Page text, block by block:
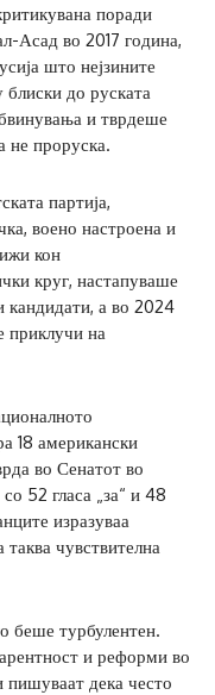
поради
Асад во 2017 година,
што нејзините
до руската
и тврдеше
не проруска.
партија,
воено настроена и
кон
круг, настапуваше
кандидати, а во 2024
приклучи на
18 американски
во Сенатот во
52 гласа „за“ и 48
изразуваа
чувствителна
беше турбулентен.
и реформи во
дека често